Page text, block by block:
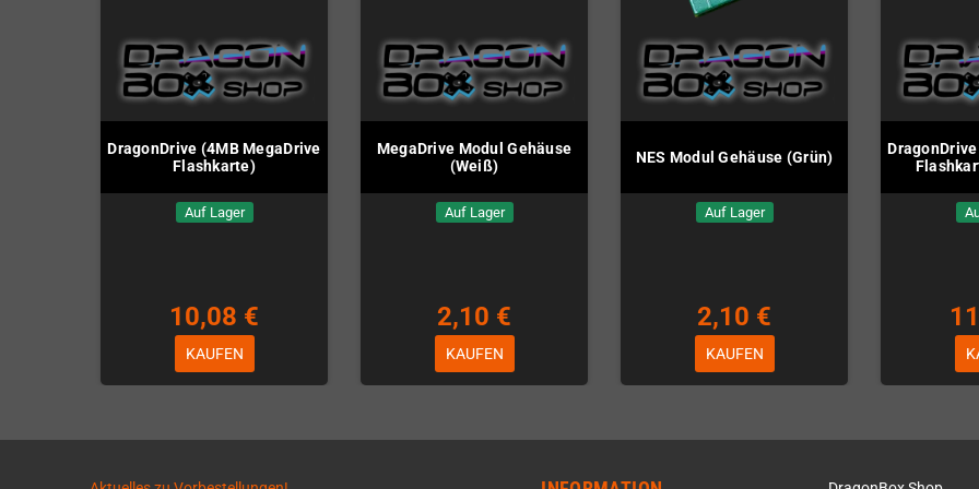
DragonDrive (4MB MegaDrive
Flashkarte)
Auf Lager
10,08 €
KAUFEN
MegaDrive Modul Gehäuse
(Weiß)
Auf Lager
2,10 €
KAUFEN
NES Modul Gehäuse (Grün)
Auf Lager
2,10 €
KAUFEN